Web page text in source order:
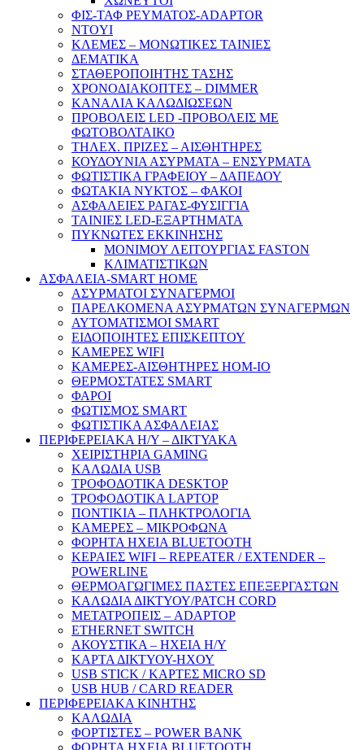
ΦΙΣ-ΤΑΦ ΡΕΥΜΑΤΟΣ-ADAPTOR
NTOYI
ΚΛΕΜΕΣ – ΜΟΝΩΤΙΚΕΣ ΤΑΙΝΙΕΣ
ΔΕΜΑΤΙΚΑ
ΣΤΑΘΕΡΟΠΟΙΗΤΗΣ ΤΑΣΗΣ
ΧΡΟΝΟΔΙΑΚΟΠΤΕΣ – DIMMER
ΚΑΝΑΛΙΑ ΚΑΛΩΔΙΩΣΕΩΝ
ΠΡΟΒΟΛΕΙΣ LED -ΠΡΟΒΟΛΕΙΣ ΜΕ
ΦΩΤΟΒΟΛΤΑΙΚΟ
ΤΗΛΕΧ. ΠΡΙΖΕΣ – ΑΙΣΘΗΤΗΡΕΣ
ΚΟΥΔΟΥΝΙΑ ΑΣΥΡΜΑΤΑ – ΕΝΣΥΡΜΑΤΑ
ΦΩΤΙΣΤΙΚΑ ΓΡΑΦΕΙΟΥ – ΔΑΠΕΔΟΥ
ΦΩΤΑΚΙΑ ΝΥΚΤΟΣ – ΦΑΚΟΙ
ΑΣΦΑΛΕΙΕΣ ΡΑΓΑΣ-ΦΥΣΙΓΓΙΑ
ΤΑΙΝΙΕΣ LED-ΕΞΑΡΤΗΜΑΤΑ
ΠΥΚΝΩΤΕΣ ΕΚΚΙΝΗΣΗΣ
ΜΟΝΙΜΟΥ ΛΕΙΤΟΥΡΓΙΑΣ FASTON
ΚΛΙΜΑΤΙΣΤΙΚΩΝ
ΑΣΦΑΛΕΙΑ-SMART HOME
ΑΣΥΡΜΑΤΟΙ ΣΥΝΑΓΕΡΜΟΙ
ΠΑΡΕΛΚΟΜΕΝΑ ΑΣΥΡΜΑΤΩΝ ΣΥΝΑΓΕΡΜΩΝ
ΑΥΤΟΜΑΤΙΣΜΟΙ SMART
ΕΙΔΟΠΟΙΗΤΕΣ ΕΠΙΣΚΕΠΤΟΥ
ΚΑΜΕΡΕΣ WIFI
ΚΑΜΕΡΕΣ-ΑΙΣΘΗΤΗΡΕΣ ΗΟΜ-ΙΟ
ΘΕΡΜΟΣΤΑΤΕΣ SMART
ΦΑΡΟΙ
ΦΩΤΙΣΜΟΣ SMART
ΦΩΤΙΣΤΙΚΑ ΑΣΦΑΛΕΙΑΣ
ΠΕΡΙΦΕΡΕΙΑΚΑ Η/Υ – ΔΙΚΤΥΑΚΑ
ΧΕΙΡΙΣΤΗΡΙΑ GAMING
ΚΑΛΩΔΙΑ USB
ΤΡΟΦΟΔΟΤΙΚΑ DESKTOP
ΤΡΟΦΟΔΟΤΙΚΑ LAPTOP
ΠΟΝΤΙΚΙΑ – ΠΛΗΚΤΡΟΛΟΓΙΑ
ΚΑΜΕΡΕΣ – ΜΙΚΡΟΦΩΝΑ
ΦΟΡΗΤΑ ΗΧΕΙΑ BLUETOOTH
ΚΕΡΑΙΕΣ WIFI – REPEATER / EXTENDER –
POWERLINE
ΘΕΡΜΟΑΓΩΓΙΜΕΣ ΠΑΣΤΕΣ ΕΠΕΞΕΡΓΑΣΤΩΝ
ΚΑΛΩΔΙΑ ΔΙΚΤΥΟΥ/PATCH CORD
ΜΕΤΑΤΡΟΠΕΙΣ – ADAPTOP
ETHERNET SWITCH
ΑΚΟΥΣΤΙΚΑ – ΗΧΕΙΑ H/Y
ΚΑΡΤΑ ΔΙΚΤΥΟΥ-ΗΧΟΥ
USB STICK / ΚΑΡΤΕΣ MICRO SD
USB HUB / CARD READER
ΠΕΡΙΦΕΡΕΙΑΚΑ ΚΙΝΗΤΗΣ
ΚΑΛΩΔΙΑ
ΦΟΡΤΙΣΤΕΣ – POWER BANK
ΦΟΡΗΤΑ ΗΧΕΙΑ BLUETOOTH